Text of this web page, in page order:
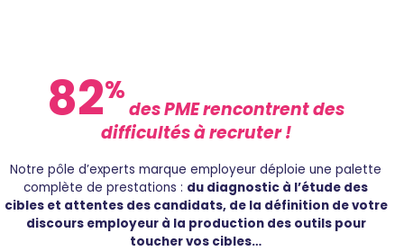
82%
des PME rencontrent des
difficultés à recruter !
Notre pôle d’experts marque employeur déploie une palette
complète de prestations : du diagnostic à l’étude des
cibles et attentes des candidats, de la définition de votre
discours employeur à la production des outils pour
toucher vos cibles…